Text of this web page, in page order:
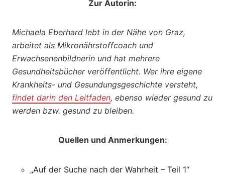
Zur Autorin:
Michaela Eberhard lebt in der Nähe von Graz,
arbeitet als Mikronährstoffcoach und
Erwachsenenbildnerin und hat mehrere
Gesundheitsbücher veröffentlicht. Wer ihre eigene
Krankheits- und Gesundungsgeschichte versteht,
findet darin den Leitfaden, ebenso wieder gesund zu
werden bzw. gesund zu bleiben.
Quellen und Anmerkungen:
„Auf der Suche nach der Wahrheit – Teil 1“